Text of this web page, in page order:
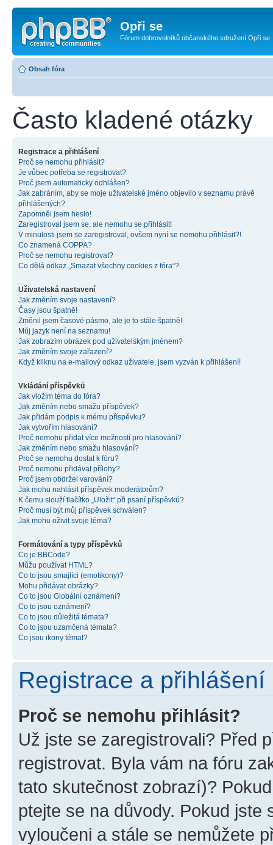
Opři se
Fórum dobrovolníků občanského sdružení Opři se
Obsah fóra
Často kladené otázky
Registrace a přihlášení
Proč se nemohu přihlásit?
Je vůbec potřeba se registrovat?
Proč jsem automaticky odhlášen?
Jak zabráním, aby se moje uživatelské jméno objevilo v seznamu právě
přihlášených?
Zapomněl jsem heslo!
Zaregistroval jsem se, ale nemohu se přihlásit!
V minulosti jsem se zaregistroval, ovšem nyní se nemohu přihlásit?!
Co znamená COPPA?
Proč se nemohu registrovat?
Co dělá odkaz „Smazat všechny cookies z fóra“?
Uživatelská nastavení
Jak změním svoje nastavení?
Časy jsou špatně!
Změnil jsem časové pásmo, ale je to stále špatně!
Můj jazyk není na seznamu!
Jak zobrazím obrázek pod uživatelským jménem?
Jak změním svoje zařazení?
Když kliknu na e-mailový odkaz uživatele, jsem vyzván k přihlášení!
Vkládání příspěvků
Jak vložím téma do fóra?
Jak změním nebo smažu příspěvek?
Jak přidám podpis k mému příspěvku?
Jak vytvořím hlasování?
Proč nemohu přidat více možností pro hlasování?
Jak změním nebo smažu hlasování?
Proč se nemohu dostat k fóru?
Proč nemohu přidávat přílohy?
Proč jsem obdržel varování?
Jak mohu nahlásit příspěvek moderátorům?
K čemu slouží tlačítko „Uložit“ při psaní příspěvků?
Proč musí být můj příspěvek schválen?
Jak mohu oživit svoje téma?
Formátování a typy příspěvků
Co je BBCode?
Můžu používat HTML?
Co to jsou smajlíci (emotikony)?
Mohu přidávat obrázky?
Co to jsou Globální oznámení?
Co to jsou oznámení?
Co to jsou důležitá témata?
Co to jsou uzamčená témata?
Co jsou ikony témat?
Registrace a přihlášení
Proč se nemohu přihlásit?
Už jste se zaregistrovali? Před
registrovat. Byla vám na fóru
tato skutečnost zobrazí)?
ptejte se na důvody. Pokud jste
vyloučeni a stále se nemůžete